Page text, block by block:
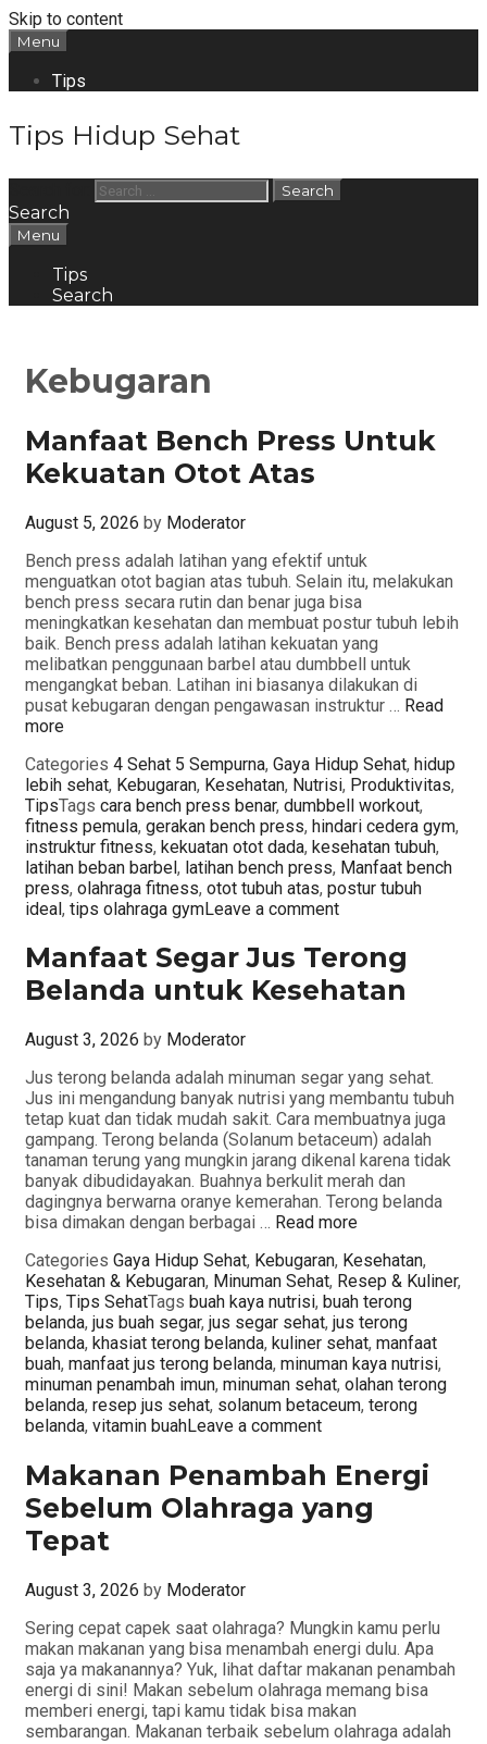
Skip to content
Menu
Tips
Tips Hidup Sehat
Search
Menu
Tips
Search
Kebugaran
Manfaat Bench Press Untuk
Kekuatan Otot Atas
August 5, 2026 by Moderator
Bench press adalah latihan yang efektif untuk
menguatkan otot bagian atas tubuh. Selain itu, melakukan
bench press secara rutin dan benar juga bisa
meningkatkan kesehatan dan membuat postur tubuh lebih
baik. Bench press adalah latihan kekuatan yang
melibatkan penggunaan barbel atau dumbbell untuk
mengangkat beban. Latihan ini biasanya dilakukan di
pusat kebugaran dengan pengawasan instruktur … Read
more
Categories 4 Sehat 5 Sempurna, Gaya Hidup Sehat, hidup
lebih sehat, Kebugaran, Kesehatan, Nutrisi, Produktivitas,
TipsTags cara bench press benar, dumbbell workout,
fitness pemula, gerakan bench press, hindari cedera gym,
instruktur fitness, kekuatan otot dada, kesehatan tubuh,
latihan beban barbel, latihan bench press, Manfaat bench
press, olahraga fitness, otot tubuh atas, postur tubuh
ideal, tips olahraga gymLeave a comment
Manfaat Segar Jus Terong
Belanda untuk Kesehatan
August 3, 2026 by Moderator
Jus terong belanda adalah minuman segar yang sehat.
Jus ini mengandung banyak nutrisi yang membantu tubuh
tetap kuat dan tidak mudah sakit. Cara membuatnya juga
gampang. Terong belanda (Solanum betaceum) adalah
tanaman terung yang mungkin jarang dikenal karena tidak
banyak dibudidayakan. Buahnya berkulit merah dan
dagingnya berwarna oranye kemerahan. Terong belanda
bisa dimakan dengan berbagai … Read more
Categories Gaya Hidup Sehat, Kebugaran, Kesehatan,
Kesehatan & Kebugaran, Minuman Sehat, Resep & Kuliner,
Tips, Tips SehatTags buah kaya nutrisi, buah terong
belanda, jus buah segar, jus segar sehat, jus terong
belanda, khasiat terong belanda, kuliner sehat, manfaat
buah, manfaat jus terong belanda, minuman kaya nutrisi,
minuman penambah imun, minuman sehat, olahan terong
belanda, resep jus sehat, solanum betaceum, terong
belanda, vitamin buahLeave a comment
Makanan Penambah Energi
Sebelum Olahraga yang
Tepat
August 3, 2026 by Moderator
Sering cepat capek saat olahraga? Mungkin kamu perlu
makan makanan yang bisa menambah energi dulu. Apa
saja ya makanannya? Yuk, lihat daftar makanan penambah
energi di sini! Makan sebelum olahraga memang bisa
memberi energi, tapi kamu tidak bisa makan
sembarangan. Makanan terbaik sebelum olahraga adalah